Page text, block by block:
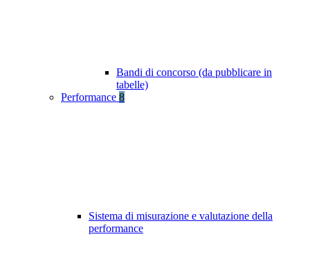
Bandi di concorso (da pubblicare in
tabelle)
Performance 8
Sistema di misurazione e valutazione della
performance